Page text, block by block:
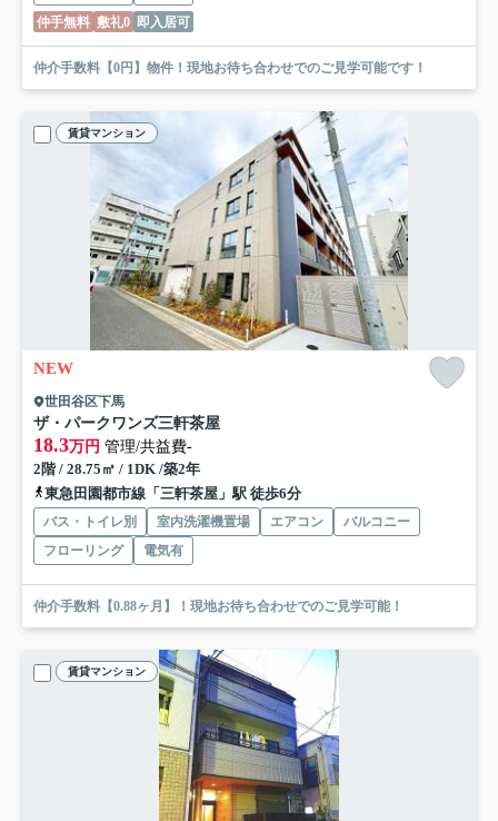
仲手無料 敷礼0 即入居可
仲介手数料【0円】物件！現地お待ち合わせでのご見学可能です！
賃貸マンション
NEW
世田谷区下馬
ザ・パークワンズ三軒茶屋
18.3万円 管理/共益費-
2階 / 28.75㎡ / 1DK /築2年
東急田園都市線「三軒茶屋」駅 徒歩6分
バス・トイレ別 室内洗濯機置場 エアコン
バルコニー
フローリング
電気有
仲介手数料【0.88ヶ月】！現地お待ち合わせでのご見学可能！
賃貸マンション